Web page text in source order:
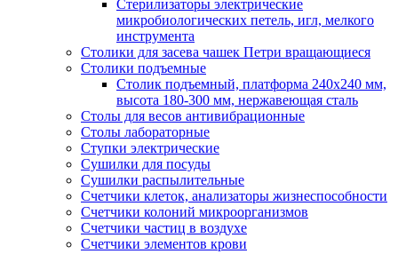
Стерилизаторы электрические
микробиологических петель, игл, мелкого
инструмента
Столики для засева чашек Петри вращающиеся
Столики подъемные
Столик подъемный, платформа 240х240 мм,
высота 180-300 мм, нержавеющая сталь
Столы для весов антивибрационные
Столы лабораторные
Ступки электрические
Сушилки для посуды
Сушилки распылительные
Счетчики клеток, анализаторы жизнеспособности
Счетчики колоний микроорганизмов
Счетчики частиц в воздухе
Счетчики элементов крови